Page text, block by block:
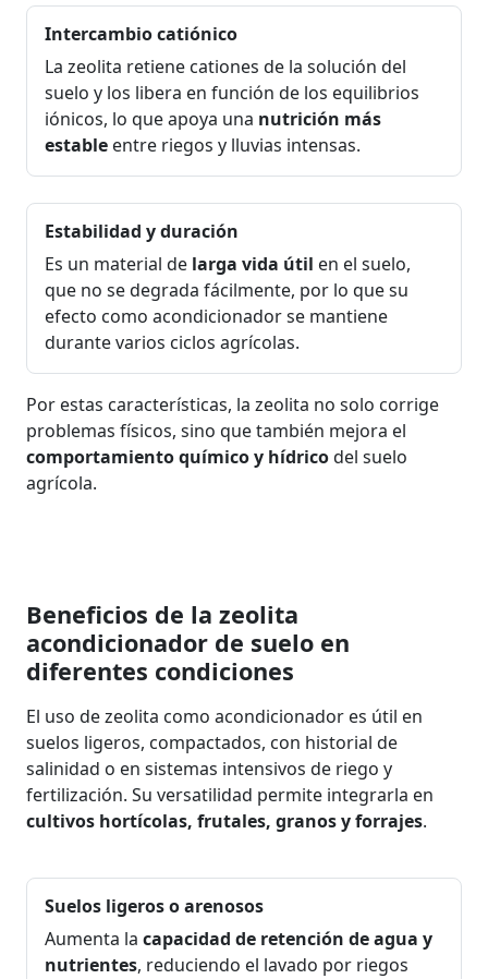
Intercambio catiónico
La zeolita retiene cationes de la solución del
suelo y los libera en función de los equilibrios
iónicos, lo que apoya una nutrición más
estable entre riegos y lluvias intensas.
Estabilidad y duración
Es un material de larga vida útil en el suelo,
que no se degrada fácilmente, por lo que su
efecto como acondicionador se mantiene
durante varios ciclos agrícolas.
Por estas características, la zeolita no solo corrige
problemas físicos, sino que también mejora el
comportamiento químico y hídricodel suelo
agrícola.
Beneficios de la zeolita
acondicionador de suelo en
diferentes condiciones
El uso de zeolita como acondicionador es útil en
suelos ligeros, compactados, con historial de
salinidad o en sistemas intensivos de riego y
fertilización. Su versatilidad permite integrarla en
cultivos hortícolas, frutales, granos y forrajes.
Suelos ligeros o arenosos
Aumenta la capacidad de retención de agua y
nutrientes, reduciendo el lavado por riegos